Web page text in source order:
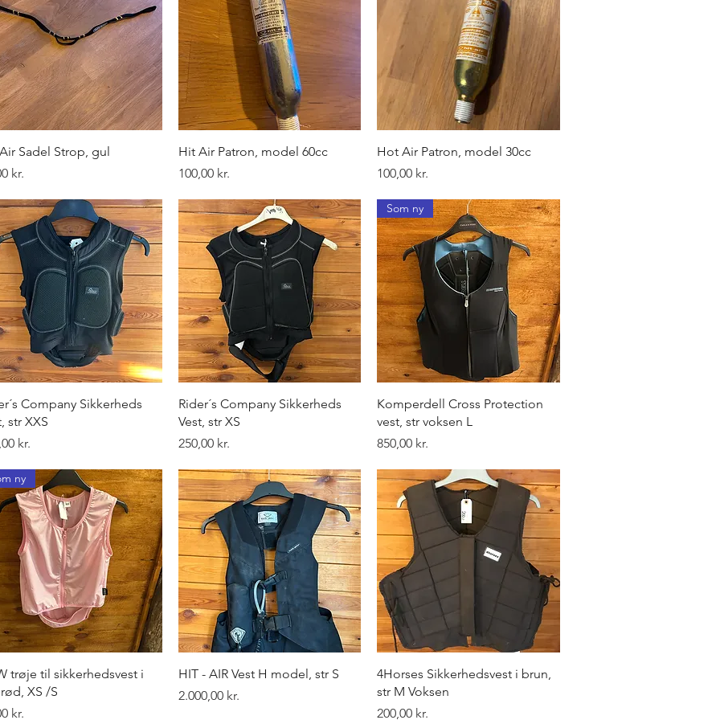
Hurtigvisning
Sadel Strop, gul
kr.
Hurtigvisning
Hit Air Patron, model 60cc
Pris
100,00 kr.
Hurtigvisning
Hot Air Patron, model 30cc
Pris
100,00 kr.
Hurtigvisning
Company Sikkerheds
str XXS
kr.
Hurtigvisning
Rider´s Company Sikkerheds
Vest, str XS
Pris
250,00 kr.
Hurtigvisning
Som ny
Komperdell Cross Protection
vest, str voksen L
Pris
850,00 kr.
Hurtigvisning
ny
trøje til sikkerhedsvest i
XS /S
kr.
Hurtigvisning
HIT - AIR Vest H model, str S
Pris
2.000,00 kr.
Hurtigvisning
4Horses Sikkerhedsvest i brun,
str M Voksen
Pris
200,00 kr.